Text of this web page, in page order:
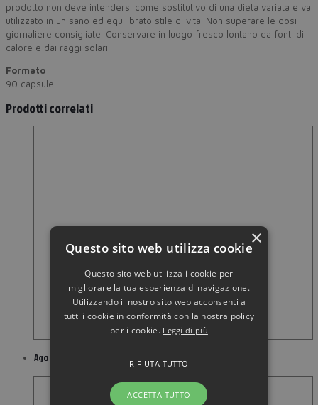
prodotto non deve intendersi come sostitutivo di una dieta variata e va
utilizzato in un sano ed equilibrato stile di vita. Non superare le dosi
giornaliere consigliate. Conservare in luogo fresco lontano da fonti di
calore e dai raggi solari.
Formato
90 capsule.
Prodotti correlati
Ago per penna da insulina soft&fine 31 gauge 8 mm 100 pezzi
×
Questo sito web utilizza cookie
Questo sito web utilizza i cookie per
migliorare la tua esperienza di navigazione.
Utilizzando il nostro sito web acconsenti a
tutti i cookie in conformità con la nostra policy
per i cookie. Leggi di più
ACCETTA TUTTO
RIFIUTA TUTTO